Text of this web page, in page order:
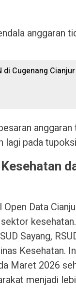
anggaran
Cugenang
lagi pada
Data
Sayang,
Kesehatan.
Maret 2026
menjadi